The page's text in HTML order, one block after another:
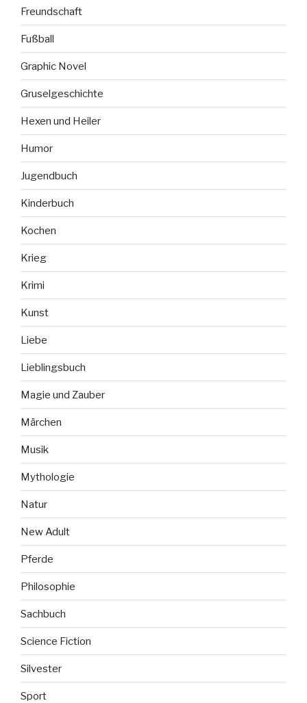
Freundschaft
Fußball
Graphic Novel
Gruselgeschichte
Hexen und Heiler
Humor
Jugendbuch
Kinderbuch
Kochen
Krieg
Krimi
Kunst
Liebe
Lieblingsbuch
Magie und Zauber
Märchen
Musik
Mythologie
Natur
New Adult
Pferde
Philosophie
Sachbuch
Science Fiction
Silvester
Sport